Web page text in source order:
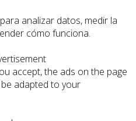
analizar datos, medir la
cómo funciona.
accept, the ads on the page
adapted to your